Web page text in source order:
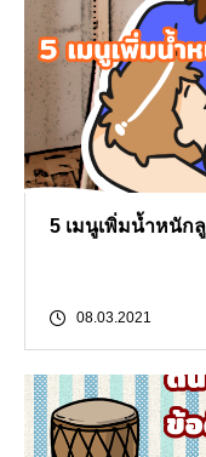
5 เมนูเพิ่มน้ำหนัก
08.03.2021